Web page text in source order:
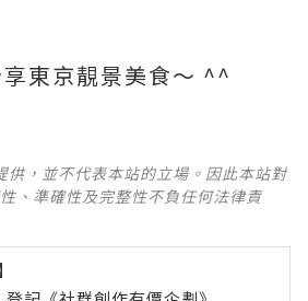
東京靚景美食～ ^^
供，並不代表本站的立場。因此本站對
、準確性及完整性不負任何法律責